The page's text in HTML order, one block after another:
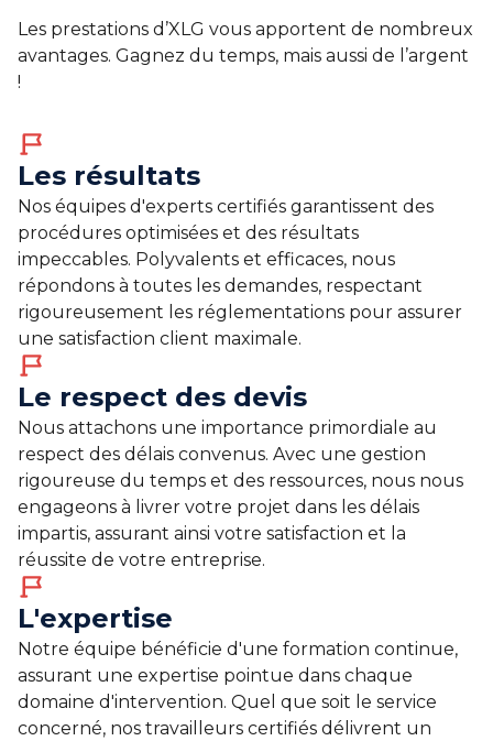
Les prestations d’XLG vous apportent de nombreux
avantages. Gagnez du temps, mais aussi de l’argent
!
Les résultats
Nos équipes d'experts certifiés garantissent des
procédures optimisées et des résultats
impeccables. Polyvalents et efficaces, nous
répondons à toutes les demandes, respectant
rigoureusement les réglementations pour assurer
une satisfaction client maximale.
Le respect des devis
Nous attachons une importance primordiale au
respect des délais convenus. Avec une gestion
rigoureuse du temps et des ressources, nous nous
engageons à livrer votre projet dans les délais
impartis, assurant ainsi votre satisfaction et la
réussite de votre entreprise.
L'expertise
Notre équipe bénéficie d'une formation continue,
assurant une expertise pointue dans chaque
domaine d'intervention. Quel que soit le service
concerné, nos travailleurs certifiés délivrent un